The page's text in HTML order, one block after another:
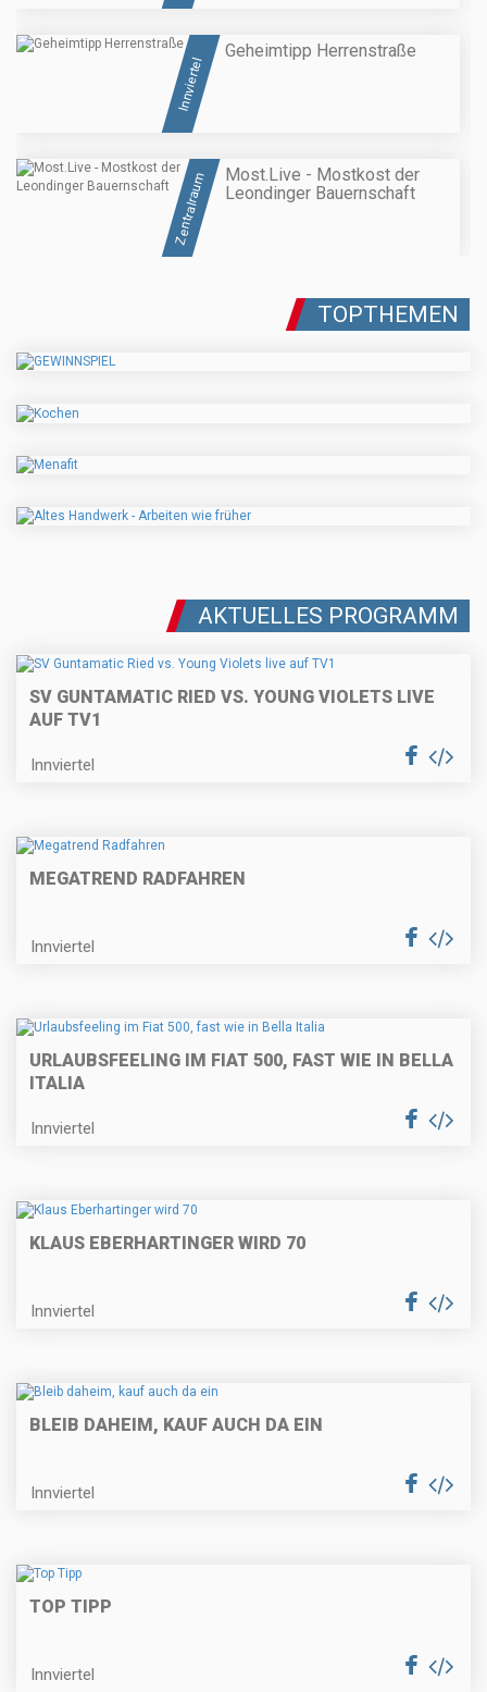
Innviertel
Geheimtipp Herrenstraße
Zentralraum
Most.Live - Mostkost der
Leondinger Bauernschaft
TOPTHEMEN
AKTUELLES PROGRAMM
SV GUNTAMATIC RIED VS. YOUNG VIOLETS LIVE
AUF TV1
Innviertel
MEGATREND RADFAHREN
Innviertel
URLAUBSFEELING IM FIAT 500, FAST WIE IN BELLA
ITALIA
Innviertel
KLAUS EBERHARTINGER WIRD 70
Innviertel
BLEIB DAHEIM, KAUF AUCH DA EIN
Innviertel
TOP TIPP
Innviertel